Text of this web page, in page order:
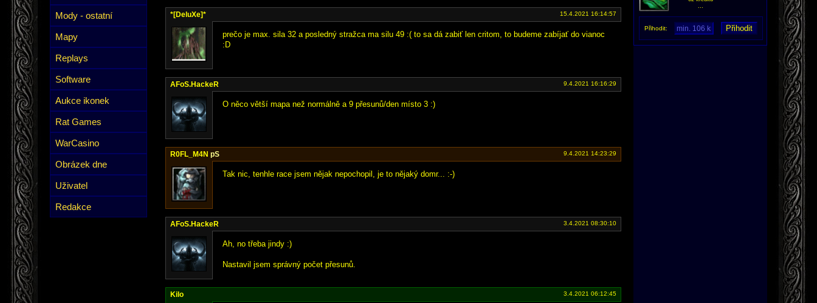
Mody - ostatní
Mapy
Replays
Software
Aukce ikonek
Rat Games
WarCasino
Obrázek dne
Uživatel
Redakce
*[DeluXe]* 15.4.2021 16:14:57
prečo je max. sila 32 a posledný stražca ma silu 49 :( to sa dá zabiť len critom, to budeme zabíjať do vianoc
:D
AFoS.HackeR 9.4.2021 16:16:29
O něco větší mapa než normálně a 9 přesunů/den místo 3 :)
R0FL_M4N pS 9.4.2021 14:23:29
Tak nic, tenhle race jsem nějak nepochopil, je to nějaký domr... :-)
AFoS.HackeR 3.4.2021 08:30:10
Ah, no třeba jindy :)
Nastavil jsem správný počet přesunů.
Kilo 3.4.2021 06:12:45
Přihodit: